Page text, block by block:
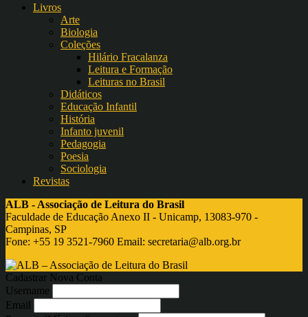
Livros
Arte
Biologia
Coleções
Hilário Fracalanza
Leitura e Formação
Leituras no Brasil
Didáticos
Educação Infantil
História
Infanto juvenil
Pedagogia
Poesia
Sociologia
Revistas
ALB - Associação de Leitura do Brasil
Faculdade de Educação Anexo II - Unicamp, 13083-970 -
Campinas, SP
Fone: +55 19 3521-7960 Email: secretaria@alb.org.br
Cadastrar Nova Conta
Username
Email